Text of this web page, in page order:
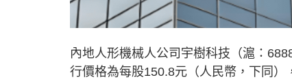
內地人形機械人公司宇樹科技（滬：
行價格為每股150.8元（人民幣，下同